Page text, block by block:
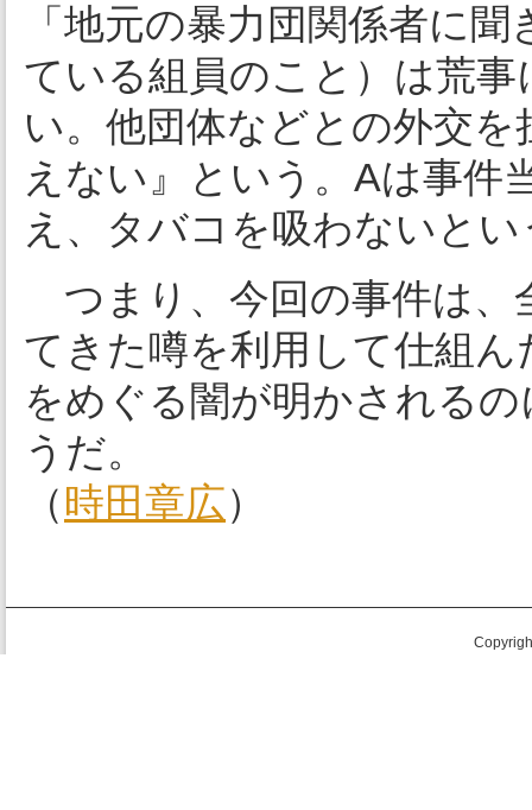
「地元の暴力団関係者に
ている組員のこと）は荒
い。他団体などとの外交
えない』という。Aは事件
え、タバコを吸わないと
つまり、今回の事件は、
てきた噂を利用して仕組
をめぐる闇が明かされる
うだ。
（時田章広）